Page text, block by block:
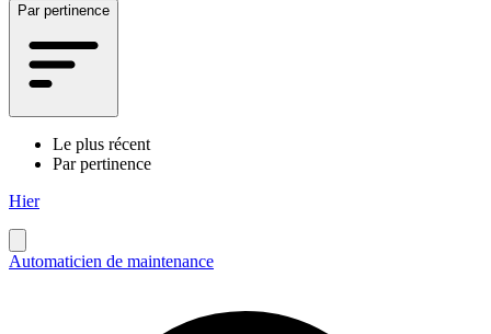
Par pertinence
Le plus récent
Par pertinence
Hier
Automaticien de maintenance